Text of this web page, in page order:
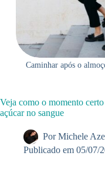
Caminhar após o
Veja como o momento
açúcar no sangue
Por Michele
Publicado em 05/07/